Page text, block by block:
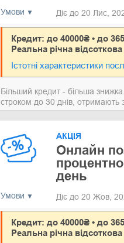
Умови Діє до 20 Лис,
Кредит: до 40000₴ • до
Реальна річна
Істотні характеристики
Більший кредит - більша
строком до 30 днів, отримають
Умови
АКЦІЯ
Онлайн
день
Діє до 20 Жов,
Кредит: до 40000₴ • до
Реальна річна